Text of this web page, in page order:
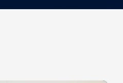
de collision avec